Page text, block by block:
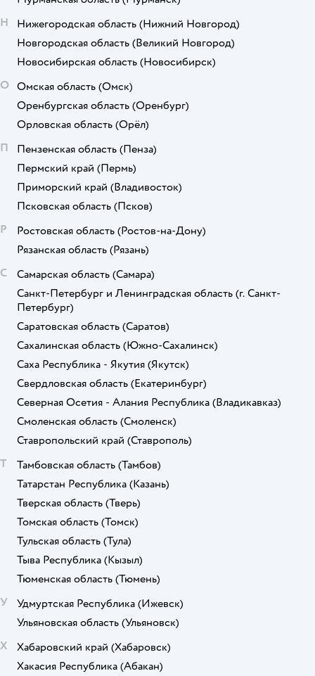
Н
Нижегородская область (Нижний Новгород)
Новгородская область (Великий Новгород)
Новосибирская область (Новосибирск)
О Омская область (Омск)
Оренбургская область (Оренбург)
Орловская область (Орёл)
П
Пензенская область (Пенза)
Пермский край (Пермь)
Приморский край (Владивосток)
Псковская область (Псков)
Р
Ростовская область (Ростов-на-Дону)
Рязанская область (Рязань)
С
Самарская область (Самара)
Санкт-Петербург и Ленинградская область (г. Санкт-
Петербург)
Саратовская область (Саратов)
Сахалинская область (Южно-Сахалинск)
Саха Республика - Якутия (Якутск)
Свердловская область (Екатеринбург)
Северная Осетия - Алания Республика (Владикавказ)
Смоленская область (Смоленск)
Ставропольский край (Ставрополь)
Т
Тамбовская область (Тамбов)
Татарстан Республика (Казань)
Тверская область (Тверь)
Томская область (Томск)
Тульская область (Тула)
Тыва Республика (Кызыл)
Тюменская область (Тюмень)
У
Удмуртская Республика (Ижевск)
Ульяновская область (Ульяновск)
Х
Хабаровский край (Хабаровск)
Хакасия Республика (Абакан)